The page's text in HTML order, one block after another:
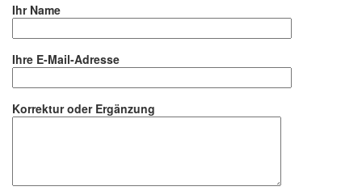
Ihr Name
Ihre E-Mail-Adresse
Korrektur oder Ergänzung